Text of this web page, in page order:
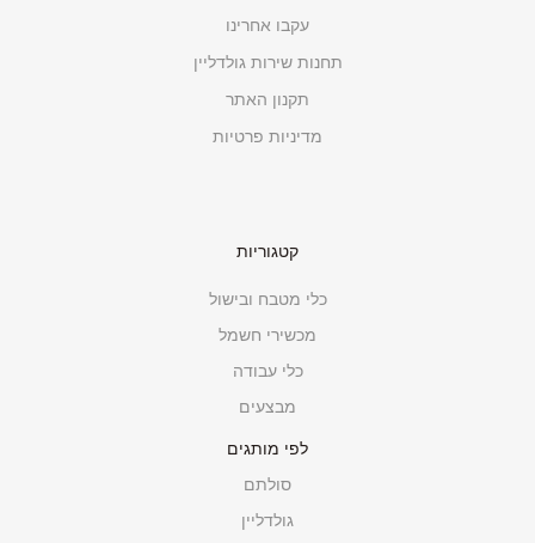
עקבו אחרינו
תחנות שירות גולדליין
תקנון האתר
מדיניות פרטיות
קטגוריות
כלי מטבח ובישול
מכשירי חשמל
כלי עבודה
מבצעים
לפי מותגים
סולתם
גולדליין